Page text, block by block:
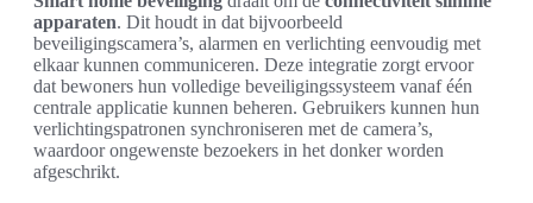
apparaten. Dit houdt in dat bijvoorbeeld
beveiligingscamera’s, alarmen en verlichting eenvoudig met
elkaar kunnen communiceren. Deze integratie zorgt ervoor
dat bewoners hun volledige beveiligingssysteem vanaf één
centrale applicatie kunnen beheren. Gebruikers kunnen hun
verlichtingspatronen synchroniseren met de camera’s,
waardoor ongewenste bezoekers in het donker worden
afgeschrikt.